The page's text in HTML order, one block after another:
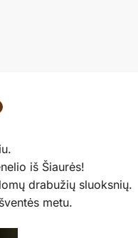
iš Šiaurės!
drabužių sluoksnių.
metu.